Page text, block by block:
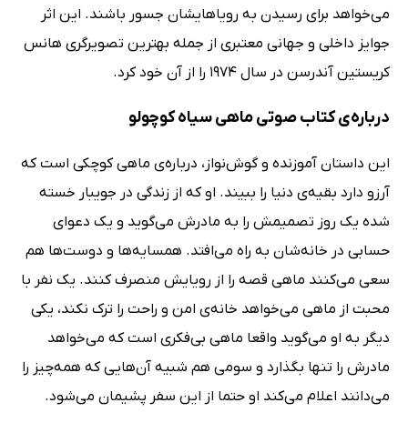
می‌خواهد برای رسیدن به رویاهایشان جسور باشند. این اثر
جوایز داخلی و جهانی معتبری از جمله بهترین تصویرگری هانس
کریستین آندرسن در سال 1974 را از آن خود کرد.
درباره‌ی کتاب صوتی ماهی سیاه کوچولو
این داستان آموزنده و گوش‌نواز، درباره‌ی ماهی کوچکی است که
آرزو دارد بقیه‌ی دنیا را ببیند. او که از زندگی در جویبار خسته
شده یک روز تصمیمش را به مادرش می‌گوید و یک دعوای
حسابی در خانه‌شان به راه می‌افتد. همسایه‌ها و دوست‌ها هم
سعی می‌کنند ماهی قصه را از رویایش منصرف کنند. یک نفر با
محبت از ماهی می‌خواهد خانه‌ی امن و راحت را ترک نکند، ‌یکی
دیگر به او می‌گوید واقعا ماهی بی‌فکری است که می‌خواهد
مادرش را تنها بگذارد و سومی هم شبیه آن‌هایی که همه‌چیز را
می‌دانند اعلام می‌کند او حتما از این سفر پشیمان می‌شود.